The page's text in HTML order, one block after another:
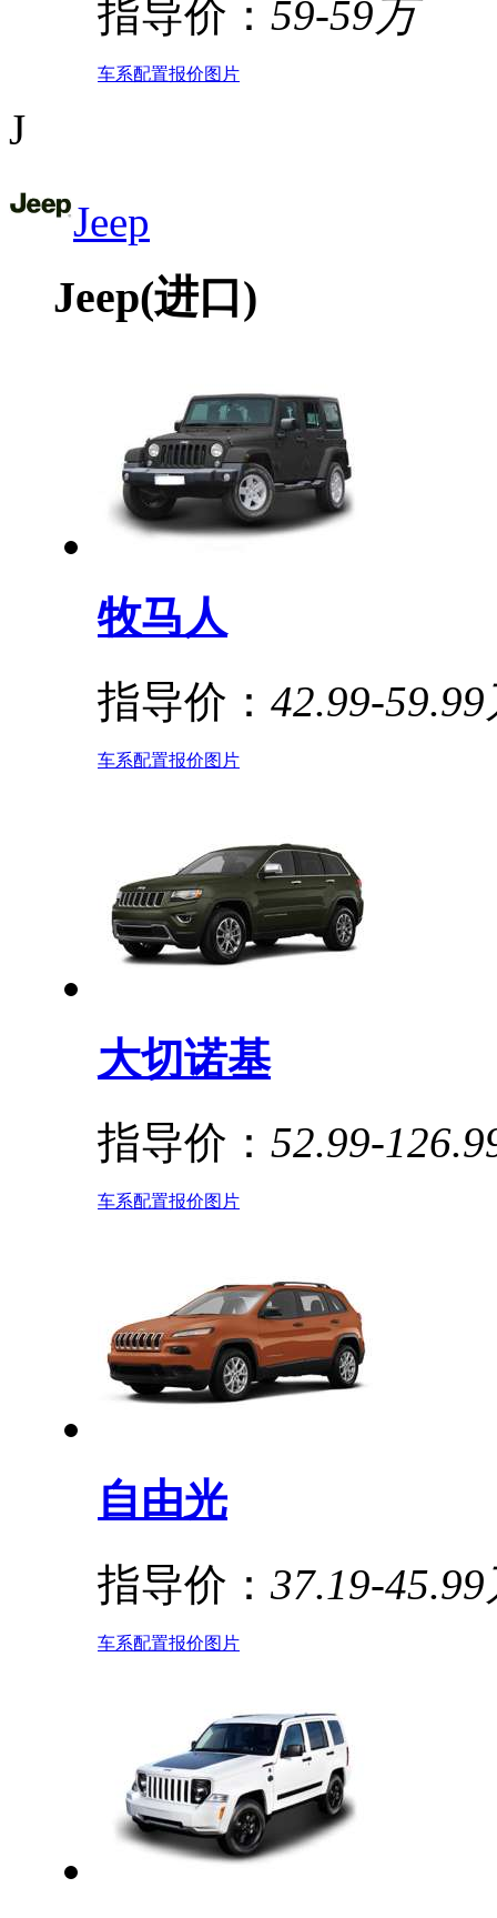
指导价： 59-59万
车系配置报价图片
J
Jeep
Jeep(进口)
牧马人
指导价： 42.99-59.99
车系配置报价图片
大切诺基
指导价： 52.99-
车系配置报价图片
自由光
指导价： 37.19-45.99
车系配置报价图片